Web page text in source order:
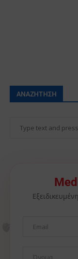
ΑΝΑΖΉΤΗΣΗ